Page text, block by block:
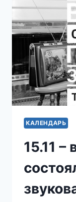
КАЛЕНДАРЬ
15.11